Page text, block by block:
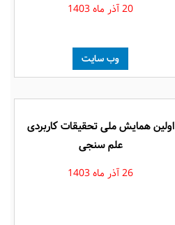
20 آذر ماه 1403
وب سایت
اولین همایش ملی تحقیقات کاربردی
علم سنجی
26 آذر ماه 1403